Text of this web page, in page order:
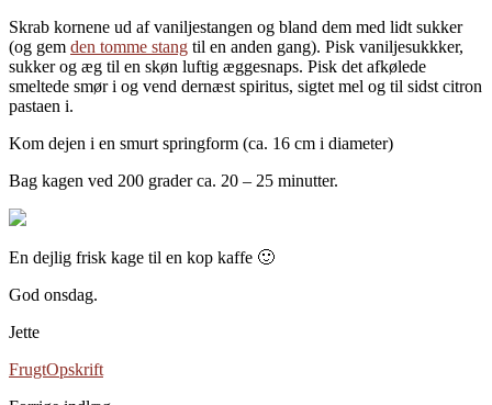
Skrab kornene ud af vaniljestangen og bland dem med lidt sukker
(og gem den tomme stang til en anden gang). Pisk vaniljesukkker,
sukker og æg til en skøn luftig æggesnaps. Pisk det afkølede
smeltede smør i og vend dernæst spiritus, sigtet mel og til sidst citron
pastaen i.
Kom dejen i en smurt springform (ca. 16 cm i diameter)
Bag kagen ved 200 grader ca. 20 – 25 minutter.
En dejlig frisk kage til en kop kaffe 🙂
God onsdag.
Jette
FrugtOpskrift